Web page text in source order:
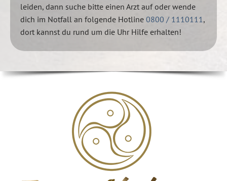
leiden, dann suche bitte einen Arzt auf oder wende
dich im Notfall an folgende Hotline 0800 / 1110111,
dort kannst du rund um die Uhr Hilfe erhalten!